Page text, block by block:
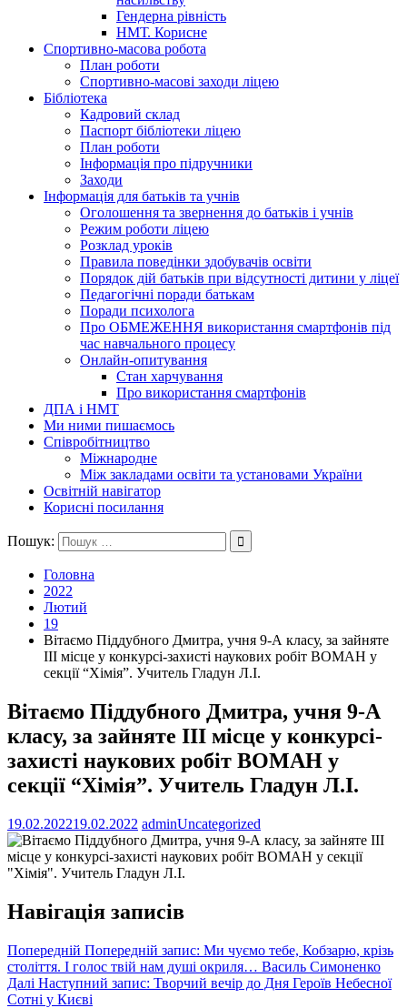
Гендерна рівність
НМТ. Корисне
Спортивно-масова робота
План роботи
Спортивно-масові заходи ліцею
Бібліотека
Кадровий склад
Паспорт бібліотеки ліцею
План роботи
Інформація про підручники
Заходи
Інформація для батьків та учнів
Оголошення та звернення до батьків і учнів
Режим роботи ліцею
Розклад уроків
Правила поведінки здобувачів освіти
Порядок дій батьків при відсутності дитини у ліцеї
Педагогічні поради батькам
Поради психолога
Про ОБМЕЖЕННЯ використання смартфонів під
час навчального процесу
Онлайн-опитування
Стан харчування
Про використання смартфонів
ДПА і НМТ
Ми ними пишаємось
Співробітництво
Міжнародне
Між закладами освіти та установами України
Освітній навігатор
Корисні посилання
Пошук:
Головна
2022
Лютий
19
Вітаємо Піддубного Дмитра, учня 9-А класу, за зайняте
ІІІ місце у конкурсі-захисті наукових робіт ВОМАН у
секції “Хімія”. Учитель Гладун Л.І.
Вітаємо Піддубного Дмитра, учня 9-А
класу, за зайняте ІІІ місце у конкурсі-
захисті наукових робіт ВОМАН у
секції “Хімія”. Учитель Гладун Л.І.
19.02.202219.02.2022 adminUncategorized
Навігація записів
Попередній Попередній запис: Ми чуємо тебе, Кобзарю, крізь
століття. І голос твій нам душі окриля… Василь Симоненко
Далі Наступний запис: Творчий вечір до Дня Героїв Небесної
Сотні у Києві